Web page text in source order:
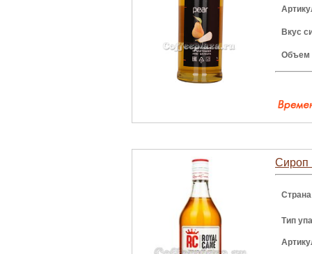
Вкус
Объем
Сироп
Тип